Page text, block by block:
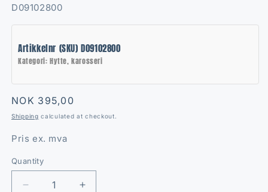
SKU:
D09102800
Artikkelnr (SKU) D09102800
Kategori: Hytte, karosseri
Regular
price
NOK 395,00
Shipping calculated at checkout.
Pris ex. mva
Quantity
Quantity